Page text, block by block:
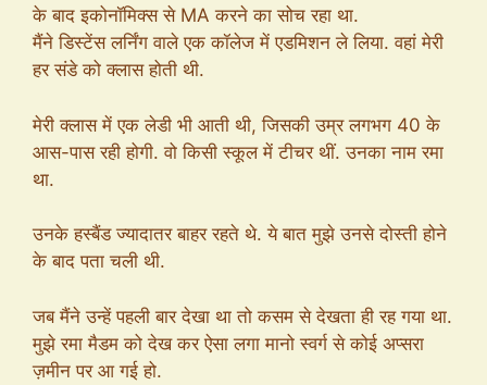
के बाद इकोनॉमिक्स से MA करने का सोच रहा था.
मैंने डिस्टेंस लर्निंग वाले एक कॉलेज में एडमिशन ले लिया. वहां मेरी
हर संडे को क्लास होती थी.
मेरी क्लास में एक लेडी भी आती थी, जिसकी उम्र लगभग 40 के
आस-पास रही होगी. वो किसी स्कूल में टीचर थीं. उनका नाम रमा
था.
उनके हस्बैंड ज्यादातर बाहर रहते थे. ये बात मुझे उनसे दोस्ती होने
के बाद पता चली थी.
जब मैंने उन्हें पहली बार देखा था तो कसम से देखता ही रह गया था.
मुझे रमा मैडम को देख कर ऐसा लगा मानो स्वर्ग से कोई अप्सरा
ज़मीन पर आ गई हो.